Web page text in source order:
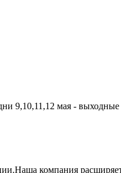
9,10,11,12 мая -
компания